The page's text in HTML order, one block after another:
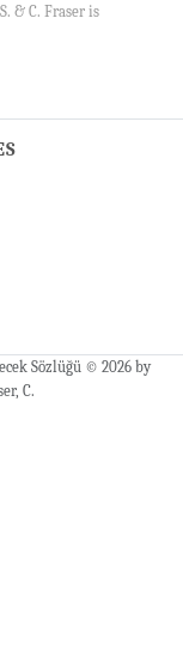
& C. Fraser is
Sözlüğü © 2026 by
C.